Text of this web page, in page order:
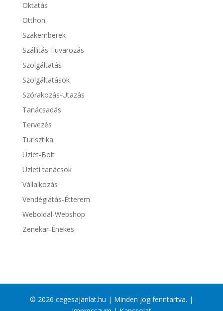
Oktatás
Otthon
Szakemberek
Szállítás-Fuvarozás
Szolgáltatás
Szolgáltatások
Szórakozás-Utazás
Tanácsadás
Tervezés
Turisztika
Üzlet-Bolt
Üzleti tanácsok
Vállalkozás
Vendéglátás-Étterem
Weboldal-Webshop
Zenekar-Énekes
© 2026 cegesajanlat.hu | Minden jog fenntartva. |